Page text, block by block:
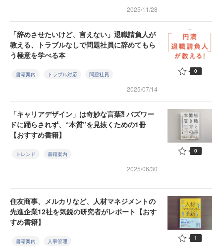
2025/11/28
「辞めさせたいけど、言えない」退職請負人が
教える、トラブルなしで問題社員に辞めてもら
う極意を学べる本
書籍案内 トラブル対応 問題社員
2025/07/14
0
「キャリアデザイン」は奇妙な言葉⁈ バズワー
ドに踊らされず、“本質”を見抜くための1冊
【おすすめ書籍】
トレンド 書籍案内
2025/06/30
0
住友商事、メルカリなど、人材マネジメントの
先進企業12社を気鋭の研究者がレポート【おす
すめ書籍】
書籍案内 人事管理 1